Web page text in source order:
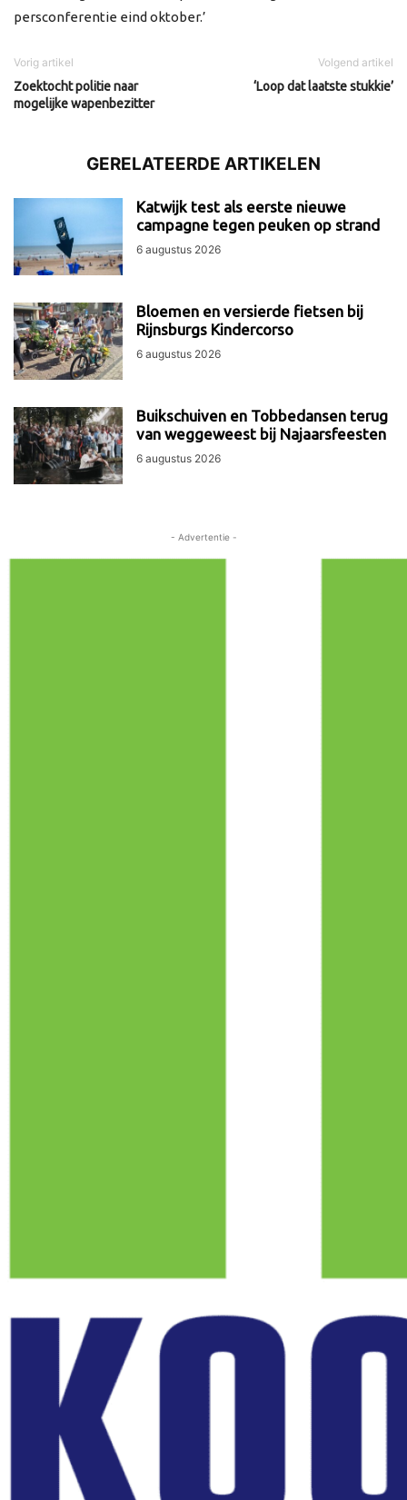
persconferentie eind oktober.’
Vorig artikel
Zoektocht politie naar
mogelijke wapenbezitter
Volgend artikel
‘Loop dat laatste stukkie’
GERELATEERDE ARTIKELEN
Katwijk test als eerste nieuwe
campagne tegen peuken op strand
6 augustus 2026
Bloemen en versierde fietsen bij
Rijnsburgs Kindercorso
6 augustus 2026
Buikschuiven en Tobbedansen terug
van weggeweest bij Najaarsfeesten
6 augustus 2026
- Advertentie -